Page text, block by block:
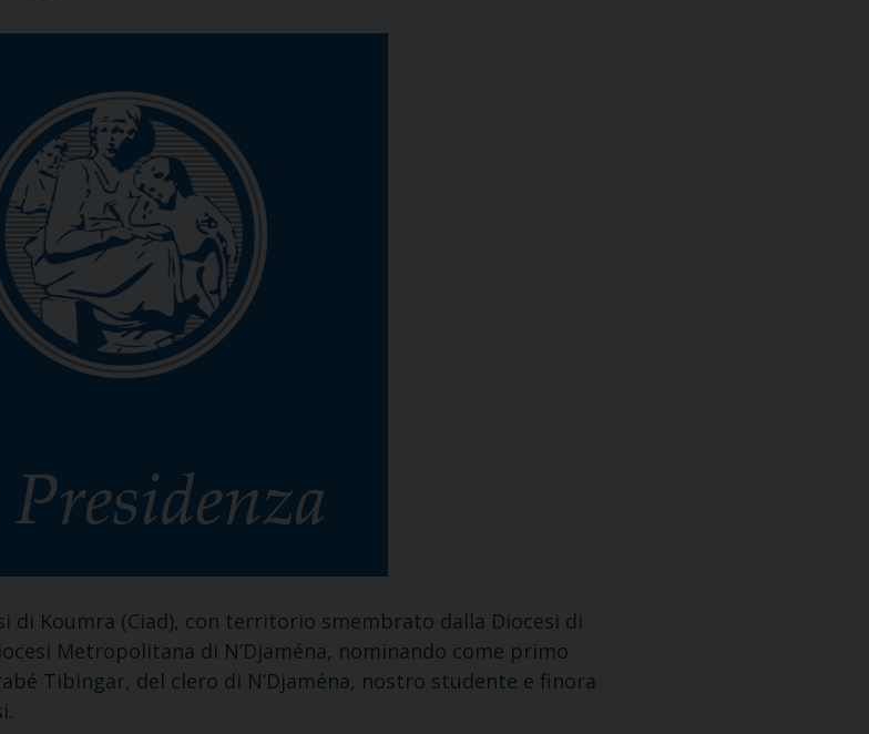
di Koumra (Ciad), con territorio smembrato dalla Diocesi di
Metropolitana di N’Djaména, nominando come primo
Tibingar, del clero di N’Djaména, nostro studente e finora